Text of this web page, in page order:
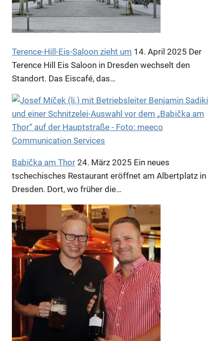
Anzeige
Terence-Hill-Eis-Saloon zieht um 14. April 2025 Der
Terence Hill Eis Saloon in Dresden wechselt den
Standort. Das Eiscafé, das…
Babička am Thor 24. März 2025 Ein neues
tschechisches Restaurant eröffnet am Albertplatz in
Dresden. Dort, wo früher die…